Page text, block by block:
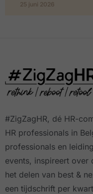
25 juni 2026
#ZigZagHR, dé HR-
HR professionals in
professionals en
events, inspireert over
het delen van best &
een tijdschrift per